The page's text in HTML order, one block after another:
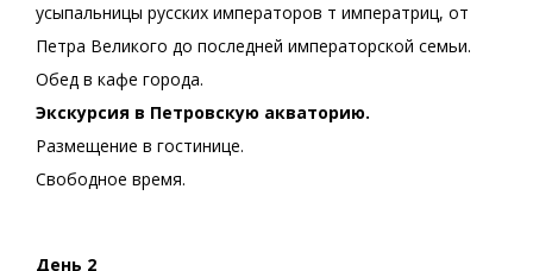
усыпальницы русских императоров т императриц, от
Петра Великого до последней императорской семьи.
Обед в кафе города.
Экскурсия в Петровскую акваторию.
Размещение в гостинице.
Свободное время.
День 2